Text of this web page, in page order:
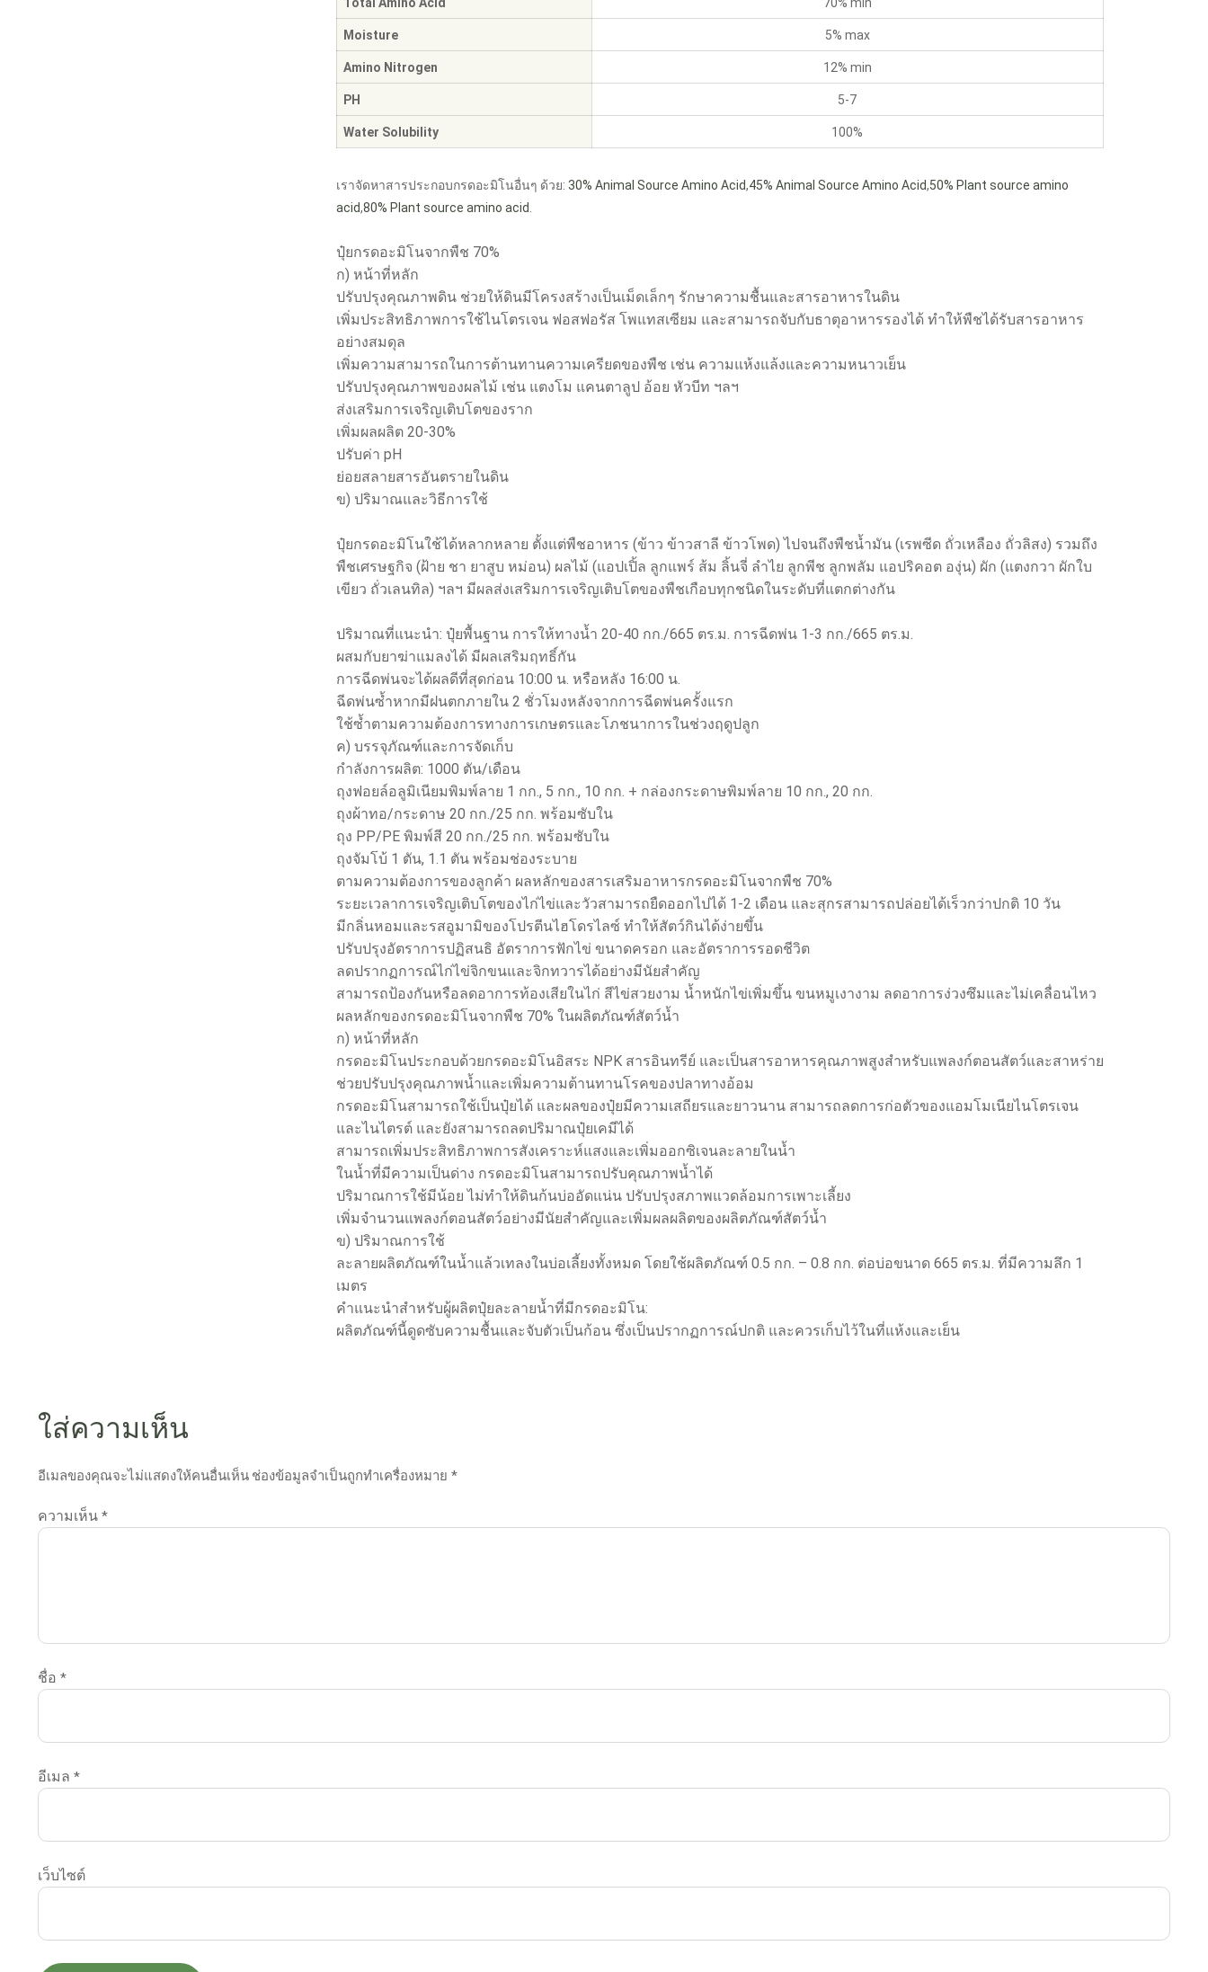
Moisture 5% max
Amino Nitrogen 12% min
PH 5-7
Water Solubility 100%
เราจัดหาสารประกอบกรดอะมิโนอื่นๆ ด้วย: 30% Animal Source Amino Acid,45% Animal Source Amino Acid,50% Plant source amino
acid,80% Plant source amino acid
ปุ๋ยกรดอะมิโนจากพืช 70%
ก) หน้าที่หลัก
ปรับปรุงคุณภาพดิน ช่วยให้ดินมีโครงสร้างเป็นเม็ดเล็กๆ รักษาความชื้นและสารอาหารในดิน
เพิ่มประสิทธิภาพการใช้ไนโตรเจน ฟอสฟอรัส โพแทสเซียม และสามารถจับกับธาตุอาหารรองได้ ทำให้พืชได้รับสารอาหาร
อย่างสมดุล
เพิ่มความสามารถในการต้านทานความเครียดของพืช เช่น ความแห้งแล้งและความหนาวเย็น
ปรับปรุงคุณภาพของผลไม้ เช่น แตงโม แคนตาลูป อ้อย หัวบีท ฯลฯ
ส่งเสริมการเจริญเติบโตของราก
เพิ่มผลผลิต 20-30%
ปรับค่า pH
ย่อยสลายสารอันตรายในดิน
ข) ปริมาณและวิธีการใช้
ปุ๋ยกรดอะมิโนใช้ได้หลากหลาย ตั้งแต่พืชอาหาร (ข้าว ข้าวสาลี ข้าวโพด) ไปจนถึงพืชน้ำมัน (เรพซีด ถั่วเหลือง ถั่วลิสง) รวมถึง
พืชเศรษฐกิจ (ฝ้าย ชา ยาสูบ หม่อน) ผลไม้ (แอปเปิ้ล ลูกแพร์ ส้ม ลิ้นจี่ ลำไย ลูกพีช ลูกพลัม แอปริคอต องุ่น) ผัก (แตงกวา ผักใบ
เขียว ถั่วเลนทิล) ฯลฯ มีผลส่งเสริมการเจริญเติบโตของพืชเกือบทุกชนิดในระดับที่แตกต่างกัน
ปริมาณที่แนะนำ: ปุ๋ยพื้นฐาน การให้ทางน้ำ 20-40 กก./665 ตร.ม. การฉีดพ่น 1-3 กก./665 ตร.ม.
ผสมกับยาฆ่าแมลงได้ มีผลเสริมฤทธิ์กัน
การฉีดพ่นจะได้ผลดีที่สุดก่อน 10:00 น. หรือหลัง 16:00 น.
ฉีดพ่นซ้ำหากมีฝนตกภายใน 2 ชั่วโมงหลังจากการฉีดพ่นครั้งแรก
ใช้ซ้ำตามความต้องการทางการเกษตรและโภชนาการในช่วงฤดูปลูก
ค) บรรจุภัณฑ์และการจัดเก็บ
กำลังการผลิต: 1000 ตัน/เดือน
ถุงฟอยล์อลูมิเนียมพิมพ์ลาย 1 กก., 5 กก., 10 กก. + กล่องกระดาษพิมพ์ลาย 10 กก., 20 กก.
ถุงผ้าทอ/กระดาษ 20 กก./25 กก. พร้อมซับใน
ถุง PP/PE พิมพ์สี 20 กก./25 กก. พร้อมซับใน
ถุงจัมโบ้ 1 ตัน, 1.1 ตัน พร้อมช่องระบาย
ตามความต้องการของลูกค้า ผลหลักของสารเสริมอาหารกรดอะมิโนจากพืช 70%
ระยะเวลาการเจริญเติบโตของไก่ไข่และวัวสามารถยืดออกไปได้ 1-2 เดือน และสุกรสามารถปล่อยได้เร็วกว่าปกติ 10 วัน
มีกลิ่นหอมและรสอูมามิของโปรตีนไฮโดรไลซ์ ทำให้สัตว์กินได้ง่ายขึ้น
ปรับปรุงอัตราการปฏิสนธิ อัตราการฟักไข่ ขนาดครอก และอัตราการรอดชีวิต
ลดปรากฏการณ์ไก่ไข่จิกขนและจิกทวารได้อย่างมีนัยสำคัญ
สามารถป้องกันหรือลดอาการท้องเสียในไก่ สีไข่สวยงาม น้ำหนักไข่เพิ่มขึ้น ขนหมูเงางาม ลดอาการง่วงซึมและไม่เคลื่อนไหว
ผลหลักของกรดอะมิโนจากพืช 70% ในผลิตภัณฑ์สัตว์น้ำ
ก) หน้าที่หลัก
กรดอะมิโนประกอบด้วยกรดอะมิโนอิสระ NPK สารอินทรีย์ และเป็นสารอาหารคุณภาพสูงสำหรับแพลงก์ตอนสัตว์และสาหร่าย
ช่วยปรับปรุงคุณภาพน้ำและเพิ่มความต้านทานโรคของปลาทางอ้อม
กรดอะมิโนสามารถใช้เป็นปุ๋ยได้ และผลของปุ๋ยมีความเสถียรและยาวนาน สามารถลดการก่อตัวของแอมโมเนียไนโตรเจน
และไนไตรต์ และยังสามารถลดปริมาณปุ๋ยเคมีได้
สามารถเพิ่มประสิทธิภาพการสังเคราะห์แสงและเพิ่มออกซิเจนละลายในน้ำ
ในน้ำที่มีความเป็นด่าง กรดอะมิโนสามารถปรับคุณภาพน้ำได้
ปริมาณการใช้มีน้อย ไม่ทำให้ดินก้นบ่ออัดแน่น ปรับปรุงสภาพแวดล้อมการเพาะเลี้ยง
เพิ่มจำนวนแพลงก์ตอนสัตว์อย่างมีนัยสำคัญและเพิ่มผลผลิตของผลิตภัณฑ์สัตว์น้ำ
ข) ปริมาณการใช้
ละลายผลิตภัณฑ์ในน้ำแล้วเทลงในบ่อเลี้ยงทั้งหมด โดยใช้ผลิตภัณฑ์ 0.5 กก. – 0.8 กก. ต่อบ่อขนาด 665 ตร.ม. ที่มีความลึก 1
เมตร
คำแนะนำสำหรับผู้ผลิตปุ๋ยละลายน้ำที่มีกรดอะมิโน:
ผลิตภัณฑ์นี้ดูดซับความชื้นและจับตัวเป็นก้อน ซึ่งเป็นปรากฏการณ์ปกติ และควรเก็บไว้ในที่แห้งและเย็น
ใส่ความเห็น
อีเมลของคุณจะไม่แสดงให้คนอื่นเห็น ช่องข้อมูลจำเป็นถูกทำเครื่องหมาย *
ความเห็น *
ชื่อ *
อีเมล *
เว็บไซต์